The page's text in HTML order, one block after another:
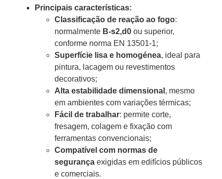
Principais características:
Classificação de reação ao fogo:
normalmente B-s2,d0 ou superior,
conforme norma EN 13501-1;
Superfície lisa e homogénea, ideal para
pintura, lacagem ou revestimentos
decorativos;
Alta estabilidade dimensional , mesmo
em ambientes com variações térmicas;
Fácil de trabalhar: permite corte,
fresagem, colagem e fixação com
ferramentas convencionais;
Compatível com normas de
segurança exigidas em edifícios públicos
e comerciais.